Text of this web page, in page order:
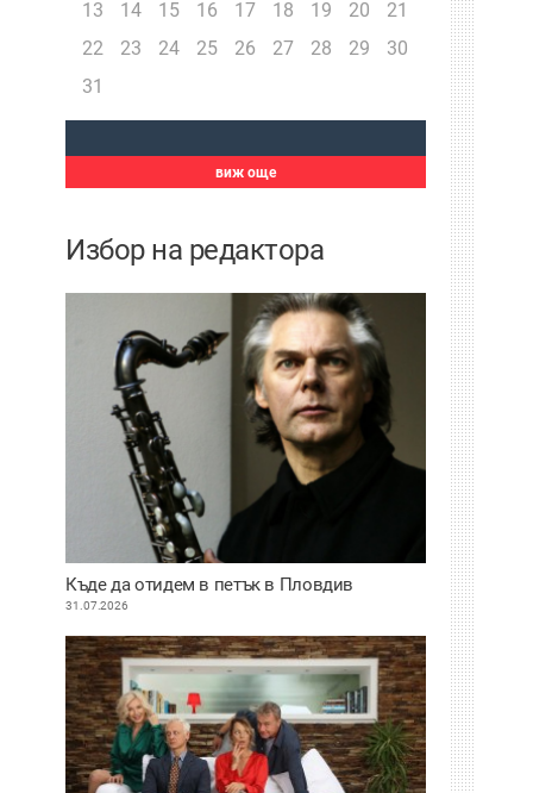
13 14 15 16 17 18 19 20
21
22
23 24 25 26 27 28 29
30
31
виж още
Избор на редактора
Къде да отидем в петък в Пловдив
31.07.2026